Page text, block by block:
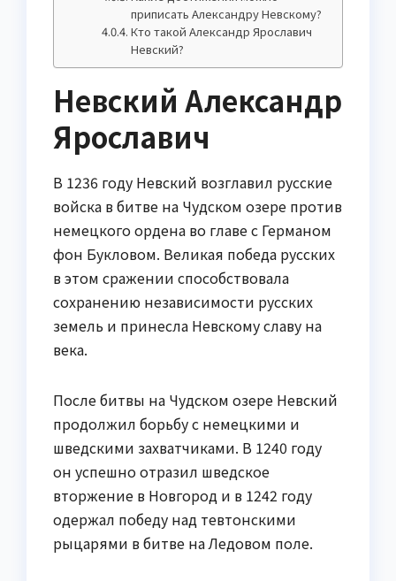
приписать Александру Невскому?
Кто такой Александр Ярославич
Невский?
Невский Александр
Ярославич
В 1236 году Невский возглавил русские
войска в битве на Чудском озере против
немецкого ордена во главе с Германом
фон Букловом. Великая победа русских
в этом сражении способствовала
сохранению независимости русских
земель и принесла Невскому славу на
века.
После битвы на Чудском озере Невский
продолжил борьбу с немецкими и
шведскими захватчиками. В 1240 году
он успешно отразил шведское
вторжение в Новгород и в 1242 году
одержал победу над тевтонскими
рыцарями в битве на Ледовом поле.